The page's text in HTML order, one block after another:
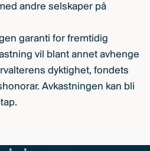
andre selskaper på
garanti for fremtidig
vil blant annet avhenge
dyktighet, fondets
Avkastningen kan bli